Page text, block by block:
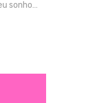
sonho…